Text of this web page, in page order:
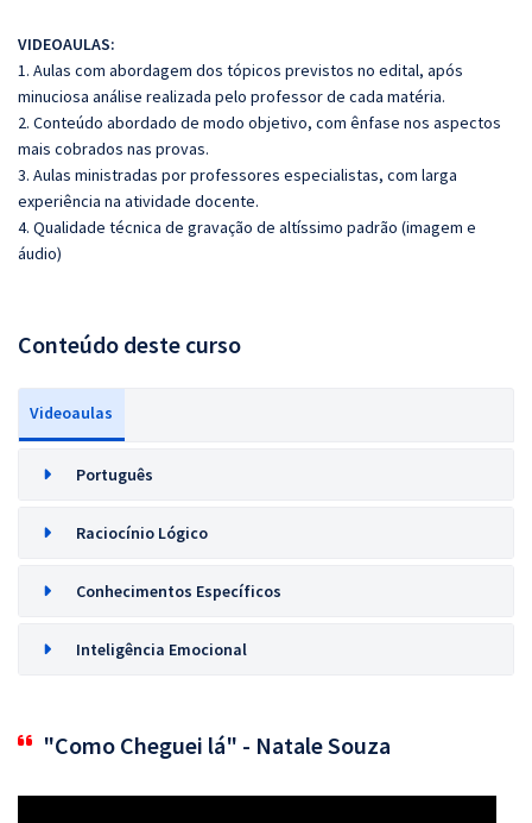
VIDEOAULAS:
1. Aulas com abordagem dos tópicos previstos no edital, após
minuciosa análise realizada pelo professor de cada matéria.
2. Conteúdo abordado de modo objetivo, com ênfase nos aspectos
mais cobrados nas provas.
3. Aulas ministradas por professores especialistas, com larga
experiência na atividade docente.
4. Qualidade técnica de gravação de altíssimo padrão (imagem e
áudio)
Conteúdo deste curso
Videoaulas
Português
Raciocínio Lógico
Conhecimentos Específicos
Inteligência Emocional
"Como Cheguei lá" - Natale Souza